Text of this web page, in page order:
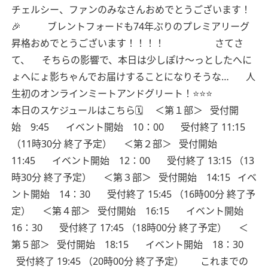
チェルシー、ファンのみなさんおめでとうございます！
🎉
ブレントフォードも74年ぶりのプレミアリーグ
昇格おめでとうございます！！！！
さてさ
て、
そちらの影響で、本日は少しぽけ〜っとしたへに
ょへにょ影ちゃんでお届けすることになりそうな…
人
生初のオンラインミートアンドグリート！⭐️⭐️⭐️
本日のスケジュールはこちら🗓
＜第１部＞
受付開
始 9:45
イベント開始 10：00
受付終了 11:15
（11時30分 終了予定）
＜第２部＞
受付開始
11:45
イベント開始 12：00
受付終了 13:15 （13
時30分 終了予定）
＜第３部＞ 受付開始 14:15 イベ
ント開始 14：30
受付終了 15:45 （16時00分 終了予
定）
＜第４部＞ 受付開始 16:15
イベント開始
16：30
受付終了 17:45 （18時00分 終了予定）
＜
第５部＞
受付開始 18:15
イベント開始 18：30
受付終了 19:45 （20時00分 終了予定）
これまでの